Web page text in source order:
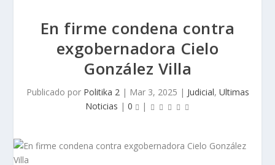
En firme condena contra
exgobernadora Cielo
González Villa
Publicado por Politika 2| Mar 3, 2025 | Judicial, Ultimas
Noticias | 0 |